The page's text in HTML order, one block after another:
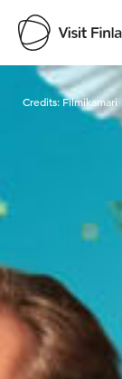
Visit
Credits:Filmikamari